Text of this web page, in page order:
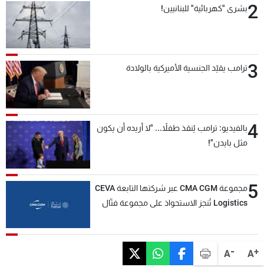
A+
A-
2بشرى "كهربائية" للبنانيين!
3ترامب يقيّد الجنسية الأميركية بالولادة
4بالفيديو: ترامب يُنقذ طفلاً... "لا أريده أن يكون
مثل بايدن"!
5
مجموعة CMA CGM عبر شركتها التابعة CEVA
Logistics تُنجز الاستحواذ على مجموعة فتّال